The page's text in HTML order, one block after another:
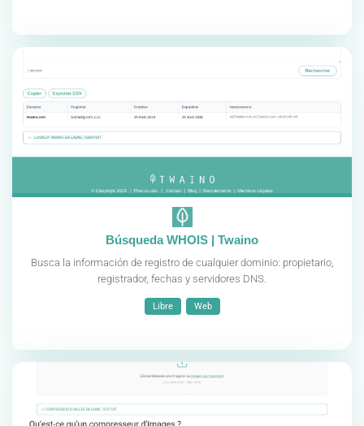
Búsqueda WHOIS | Twaino
Busca la información de registro de cualquier dominio: propietario,
registrador, fechas y servidores DNS.
Libre Web